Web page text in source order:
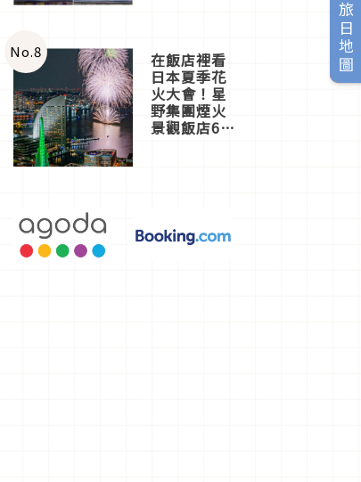
旅日地圖
店3分即達
No.8 在飯店裡看
日本夏季花
火大會！星
野集團煙火
景觀飯店6